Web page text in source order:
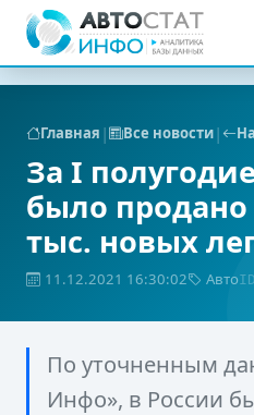
Главная | Все новости|
За I
было продано
тыс. новых
11.12.2021 16:30:02 Авто
По уточненным
Инфо», в России